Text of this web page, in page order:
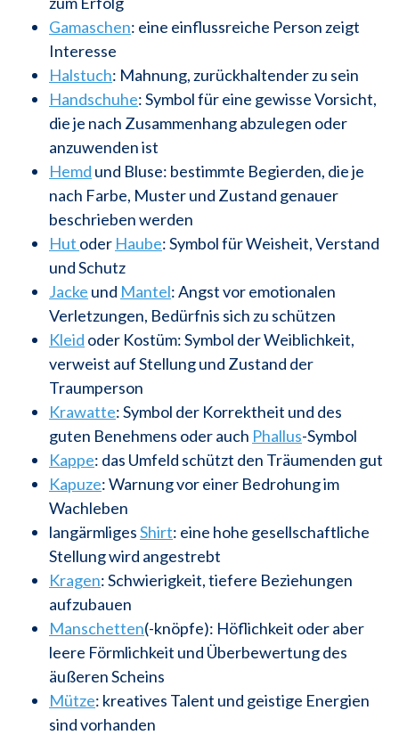
Gamaschen: eine einflussreiche Person zeigt
Interesse
Halstuch: Mahnung, zurückhaltender zu sein
Handschuhe: Symbol für eine gewisse Vorsicht,
die je nach Zusammenhang abzulegen oder
anzuwenden ist
Hemd und Bluse: bestimmte Begierden, die je
nach Farbe, Muster und Zustand genauer
beschrieben werden
Hut oder Haube: Symbol für Weisheit, Verstand
und Schutz
Jacke und Mantel: Angst vor emotionalen
Verletzungen, Bedürfnis sich zu schützen
Kleid oder Kostüm: Symbol der Weiblichkeit,
verweist auf Stellung und Zustand der
Traumperson
Krawatte: Symbol der Korrektheit und des
guten Benehmens oder auch Phallus-Symbol
Kappe: das Umfeld schützt den Träumenden gut
Kapuze: Warnung vor einer Bedrohung im
Wachleben
langärmligesShirt: eine hohe gesellschaftliche
Stellung wird angestrebt
Kragen: Schwierigkeit, tiefere Beziehungen
aufzubauen
Manschetten(-knöpfe): Höflichkeit oder aber
leere Förmlichkeit und Überbewertung des
äußeren Scheins
Mütze: kreatives Talent und geistige Energien
sind vorhanden